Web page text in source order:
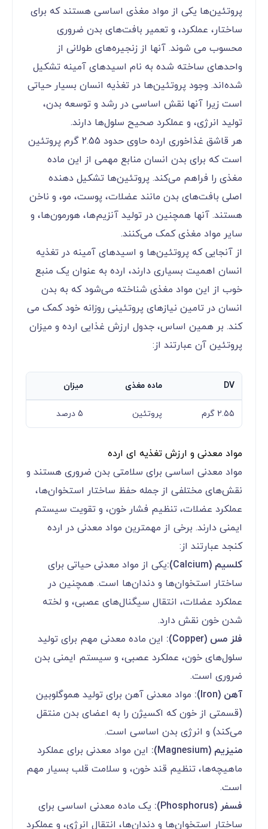
پروتئین‌ها یکی از مواد مغذی اساسی هستند که برای
ساختار، عملکرد، و تعمیر بافت‌های بدن ضروری
محسوب می شوند. آنها از زنجیره‌های طولانی از
واحدهای ساخته شده به نام اسیدهای آمینه تشکیل
شده‌اند. وجود پروتئین‌ها در تغذیه انسان بسیار حیاتی
است زیرا آنها نقش اساسی در رشد و توسعه بدن،
تولید انرژی، و عملکرد صحیح سلول‌ها دارند.
هر قاشق غذاخوری ارده حاوی حدود 2.55 گرم پروتئین
است که برای بدن انسان منابع مهمی از این ماده
مغذی را فراهم می‌کند. پروتئین‌ها تشکیل دهنده
اصلی بافت‌های بدن مانند عضلات، پوست، مو، و ناخن
هستند. آنها همچنین در تولید آنزیم‌ها، هورمون‌ها، و
سایر مواد مغذی کمک می‌کنند.
از آنجایی که پروتئین‌ها و اسیدهای آمینه در تغذیه
انسان اهمیت بسیاری دارند، ارده به عنوان یک منبع
خوب از این مواد مغذی شناخته می‌شود که به بدن
انسان در تامین نیازهای پروتئینی روزانه خود کمک می
کند. بر همین اساس، جدول ارزش غذایی ارده و میزان
پروتئین آن عبارتند از:
DV ماده مغذی میزان
2.55 گرم پروتئین 5 درصد
مواد معدنی و ارزش تغذیه ای ارده
مواد معدنی اساسی برای سلامتی بدن ضروری هستند و
نقش‌های مختلفی از جمله حفظ ساختار استخوان‌ها،
عملکرد عضلات، تنظیم فشار خون، و تقویت سیستم
ایمنی دارند. برخی از مهمترین مواد معدنی در ارده
کنجد عبارتند از:
کلسیم (Calcium):
یکی از مواد معدنی حیاتی برای
ساختار استخوان‌ها و دندان‌ها است. همچنین در
عملکرد عضلات، انتقال سیگنال‌های عصبی، و لخته
شدن خون نقش دارد.
فلز مس (Copper):
این ماده معدنی مهم برای تولید
سلول‌های خون، عملکرد عصبی، و سیستم ایمنی بدن
ضروری است.
آهن (Iron):
مواد معدنی آهن برای تولید هموگلوبین
(قسمتی از خون که اکسیژن را به اعضای بدن منتقل
می‌کند) و انرژی بدن اساسی است.
منیزیم (Magnesium):
این مواد معدنی برای عملکرد
ماهیچه‌ها، تنظیم قند خون، و سلامت قلب بسیار مهم
است.
فسفر (Phosphorus):
یک ماده معدنی اساسی برای
ساختار استخوان‌ها و دندان‌ها، انتقال انرژی، و عملکرد